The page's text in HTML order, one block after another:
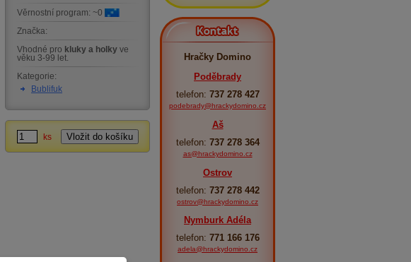
Věrnostní program: ~0
Značka:
Vhodné pro kluky a holky ve
věku 3-99 let.
Kategorie:
Bublifuk
ks
Kontakt
Hračky Domino
Poděbrady
telefon: 737 278 427
podebrady@hrackydomino.cz
Aš
telefon: 737 278 364
as@hrackydomino.cz
Ostrov
telefon: 737 278 442
ostrov@hrackydomino.cz
Nymburk Adéla
telefon: 771 166 176
adela@hrackydomino.cz